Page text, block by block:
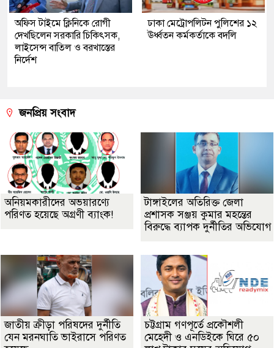
অফিস টাইমে ক্লিনিকে রোগী
দেখছিলেন সরকারি চিকিৎসক,
লাইসেন্স বাতিল ও বরখাস্তের
নির্দেশ
ঢাকা মেট্রোপলিটন পুলিশের ১২
ঊর্ধ্বতন কর্মকর্তাকে বদলি
জনপ্রিয় সংবাদ
অনিয়মকারীদের অভয়ারণ্যে
পরিণত হয়েছে অগ্রণী ব্যাংক!
টাঙ্গাইলের অতিরিক্ত জেলা
প্রশাসক সঞ্জয় কুমার মহন্তের
বিরুদ্ধে ব্যাপক দুর্নীতির অভিযোগ
জাতীয় ক্রীড়া পরিষদের দুর্নীতি
যেন মরনঘাতি ভাইরাসে পরিণত
চট্টগ্রাম গণপূর্তে প্রকৌশলী
মেহেদী ও এনডিইকে ঘিরে ৫০